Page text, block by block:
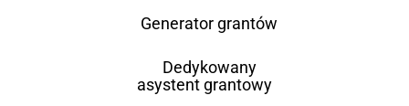
Generator grantów
Dedykowany
asystent grantowy